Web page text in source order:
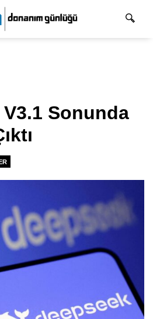
V3.1 Sonunda